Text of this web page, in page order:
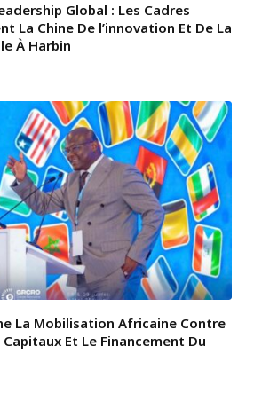
Global : Les Cadres
La Chine De l’innovation Et De La
À Harbin
La Mobilisation Africaine Contre
Et Le Financement Du